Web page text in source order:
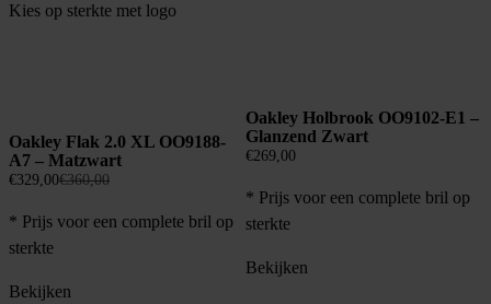
Kies op sterkte met logo
Oakley Flak 2.0 XL OO9188-
A7 – Matzwart
€360,00
Oorspronkelijke
was:
€360,00.
€329,00
Huidige
is:
€329,00.
* Prijs voor een complete bril op
sterkte
Bekijken
Oakley Holbrook OO9102-E1 –
Glanzend Zwart
€269,00
* Prijs voor een complete bril op
sterkte
Bekijken